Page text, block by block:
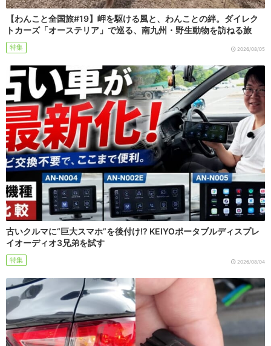
【わんこと全国旅#19】岬を駆ける風と、わんことの絆。ダイレク
トカーズ「オーステリア」で巡る、南九州・野生動物を訪ねる旅
特集 2026/08/05
古いクルマに“巨大スマホ”を後付け!? KEIYOポータブルディスプレ
イオーディオ3兄弟を試す
特集 2026/08/04